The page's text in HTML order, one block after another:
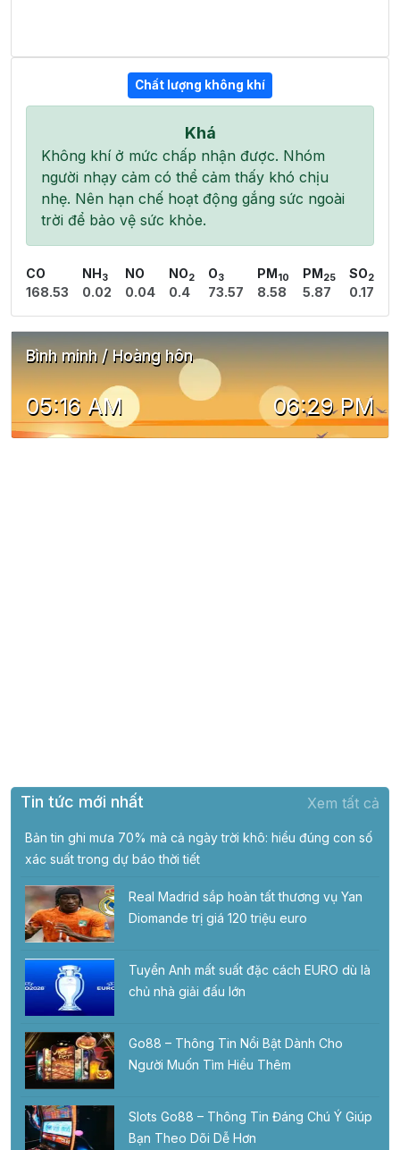
Chất lượng không khí
Khá
Không khí ở mức chấp nhận được. Nhóm
người nhạy cảm có thể cảm thấy khó chịu
nhẹ. Nên hạn chế hoạt động gắng sức ngoài
trời để bảo vệ sức khỏe.
CO
168.53
NH 3
0.02
NO
0.04
NO2
0.4
O3
73.57
PM 10
8.58
PM 25
5.87
SO2
0.17
Bình minh / Hoàng hôn
05:16 AM 06:29 PM
Tin tức mới nhất Xem tất cả
Bản tin ghi mưa 70% mà cả ngày trời khô: hiểu đúng con số
xác suất trong dự báo thời tiết
Real Madrid sắp hoàn tất thương vụ Yan
Diomande trị giá 120 triệu euro
Tuyển Anh mất suất đặc cách EURO dù là
chủ nhà giải đấu lớn
Go88 – Thông Tin Nổi Bật Dành Cho
Người Muốn Tìm Hiểu Thêm
Slots Go88 – Thông Tin Đáng Chú Ý Giúp
Bạn Theo Dõi Dễ Hơn